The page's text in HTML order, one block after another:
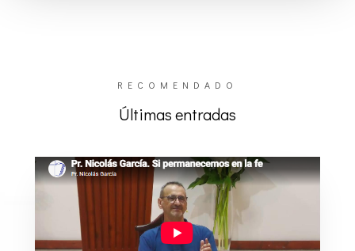
RECOMENDADO
Últimas entradas